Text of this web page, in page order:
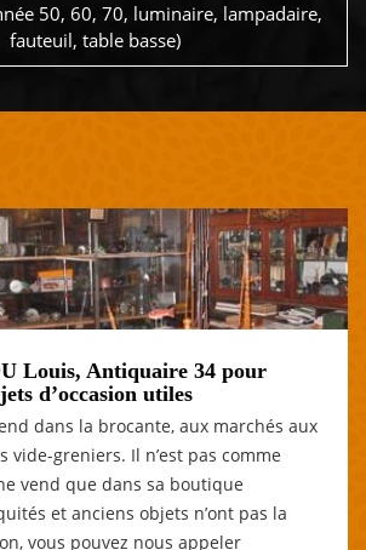
50, 60, 70, luminaire, lampadaire,
fauteuil, table basse)
Louis, Antiquaire 34 pour
d’occasion utiles
dans la brocante, aux marchés aux
vide-greniers. Il n’est pas comme
vend que dans sa boutique
et anciens objets n’ont pas la
vous pouvez nous appeler